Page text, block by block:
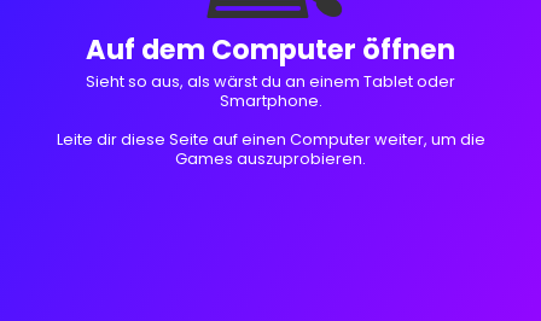
Auf dem Computer öffnen
Sieht so aus, als wärst du an einem Tablet oder
Smartphone.
Leite dir diese Seite auf einen Computer weiter, um die
Games auszuprobieren.